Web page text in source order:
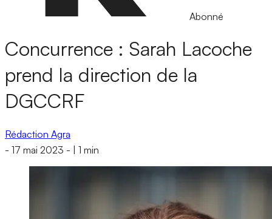
Abonné
Concurrence : Sarah Lacoche
prend la direction de la
DGCCRF
Rédaction Agra
- 17 mai 2023 - 1 min